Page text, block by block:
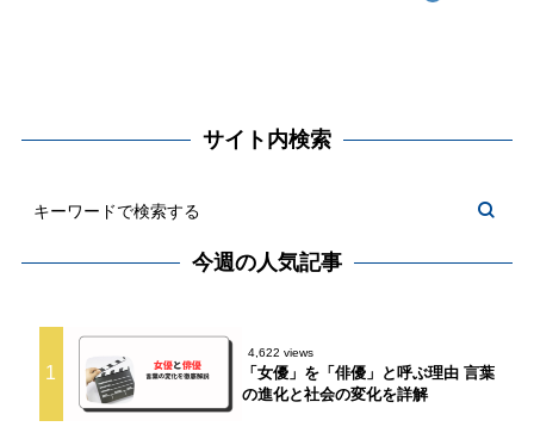
サイト内検索
今週の人気記事
1
4,622 views
「女優」を「俳優」と呼ぶ理由 言葉
の進化と社会の変化を詳解